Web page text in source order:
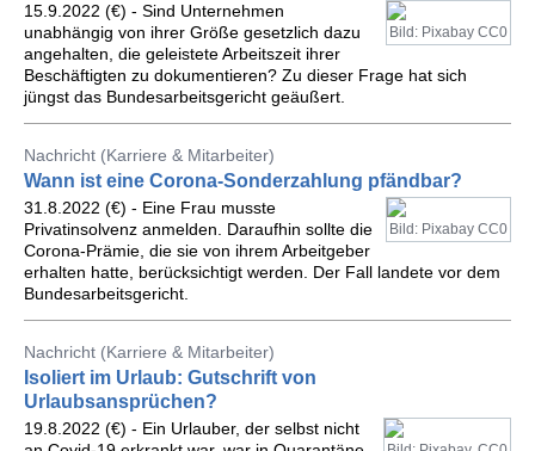
Bild: Pixabay CC0
15.9.2022 (€) - Sind Unternehmen
unabhängig von ihrer Größe gesetzlich dazu
angehalten, die geleistete Arbeitszeit ihrer
Beschäftigten zu dokumentieren? Zu dieser Frage hat sich
jüngst das Bundesarbeitsgericht geäußert.
Nachricht (Karriere & Mitarbeiter)
Wann ist eine Corona-Sonderzahlung pfändbar?
Bild: Pixabay CC0
31.8.2022 (€) - Eine Frau musste
Privatinsolvenz anmelden. Daraufhin sollte die
Corona-Prämie, die sie von ihrem Arbeitgeber
erhalten hatte, berücksichtigt werden. Der Fall landete vor dem
Bundesarbeitsgericht.
Nachricht (Karriere & Mitarbeiter)
Isoliert im Urlaub: Gutschrift von
Urlaubsansprüchen?
19.8.2022 (€) - Ein Urlauber, der selbst nicht